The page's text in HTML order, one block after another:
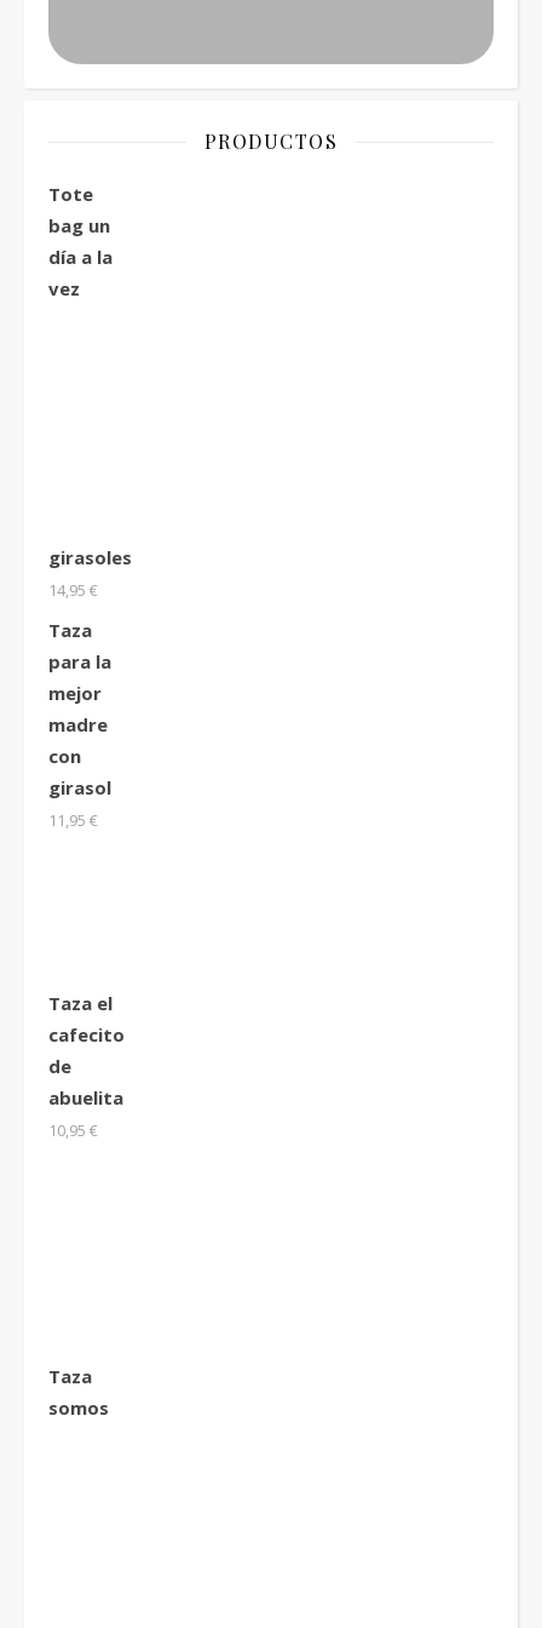
PRODUCTOS
Tote
bag un
día a la
vez
girasoles
14,95 €
Taza
para la
mejor
madre
con
girasol
11,95 €
Taza el
cafecito
de
abuelita
10,95 €
Taza
somos